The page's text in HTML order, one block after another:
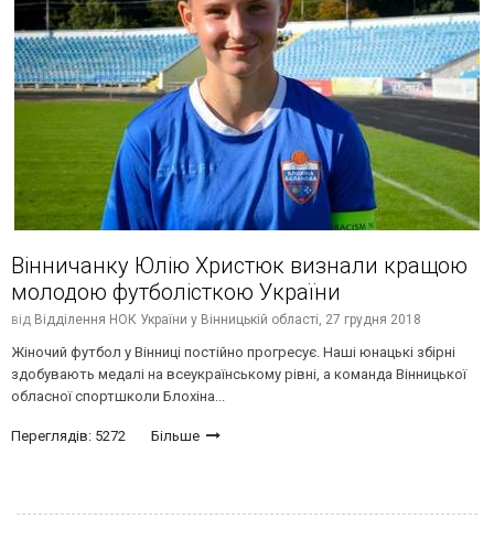
Вінничанку Юлію Христюк визнали кращою
молодою футболісткою України
від Відділення НОК України у Вінницькій області, 27 грудня 2018
Жіночий футбол у Вінниці постійно прогресує. Наші юнацькі збірні
здобувають медалі на всеукраїнському рівні, a команда Вінницької
обласної спортшколи Блохіна...
Переглядів: 5272 Більше